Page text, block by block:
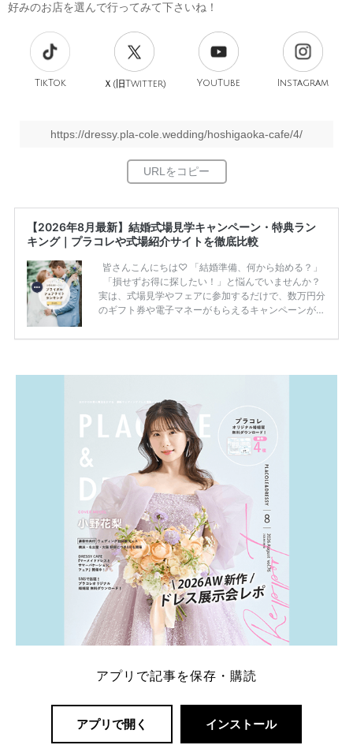
好みのお店を選んで行ってみて下さいね！
TikTok Ｘ(旧 Twitter) YouTube Instagram
https://dressy.pla-cole.wedding/hoshigaoka-cafe/4/
【2026年8月最新】結婚式場見学キャンペーン・特典ラン
キング｜プラコレや式場紹介サイトを徹底比較
皆さんこんにちは♡ 「結婚準備、何から始める？」
「損せずお得に探したい！」と悩んでいませんか？
実は、式場見学やフェアに参加するだけで、数万円分
のギフト券や電子マネーがもらえるキャンペーンがあ
ため、比較せずに選ぶと損をしてしまうことも……。
一番お得？」「プラコレの特典は？」といった疑問も
解決します。 まずは診断で候補を絞れる「ウェディ
ング診断」か、体験型 […]続きを読む
アプリで記事を保存・購読
アプリで開く インストール